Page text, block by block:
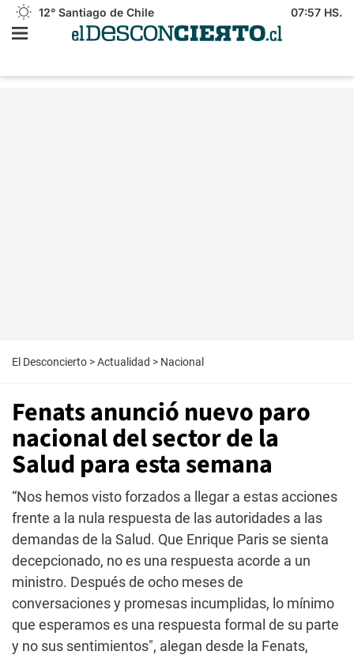
12° Santiago de Chile 07:57 HS.
El Desconcierto >Actualidad > Nacional
Fenats anunció nuevo paro
nacional del sector de la
Salud para esta semana
“Nos hemos visto forzados a llegar a estas acciones
frente a la nula respuesta de las autoridades a las
demandas de la Salud. Que Enrique Paris se sienta
decepcionado, no es una respuesta acorde a un
ministro. Después de ocho meses de
conversaciones y promesas incumplidas, lo mínimo
que esperamos es una respuesta formal de su parte
y no sus sentimientos", alegan desde la Fenats,